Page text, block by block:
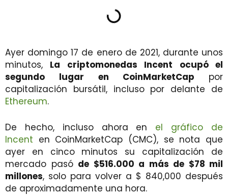
Ayer domingo 17 de enero de 2021, durante unos
minutos, La criptomonedas Incent ocupó el
segundo lugar en CoinMarketCap por
capitalización bursátil, incluso por delante de
Ethereum.
De hecho, incluso ahora en el gráfico de
Incent en CoinMarketCap (CMC), se nota que
ayer en cinco minutos su capitalización de
mercado pasó de $516.000 a más de $78 mil
millones, solo para volver a $ 840,000 después
de aproximadamente una hora.